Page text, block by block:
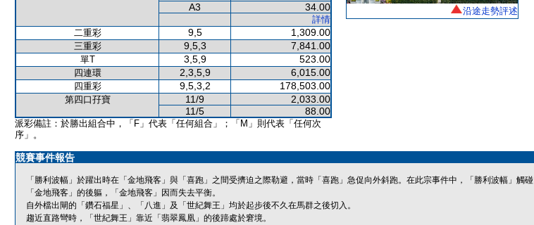
A3
34.00
詳情
二重彩
9,5 1,309.00
三重彩 9,5,3 7,841.00
單T 3,5,9 523.00
四連環 2,3,5,9 6,015.00
四重彩 9,5,3,2 178,503.00
第四口孖寶 11/9
2,033.00
11/5
88.00
派彩備註：於勝出組合中，「F」代表「任何組合」；「M」則代表「任何次
序」。
沿途走勢評述
競賽事件報告
「勝利波幅」於躍出時在「金地飛客」與「喜跑」之間受擠迫之際勒避，當時「喜跑」急促向外斜跑。在此宗事件中，「勝利波幅」觸碰
「金地飛客」的後軀，「金地飛客」因而失去平衡。
自外檔出閘的「鑽石福星」、「八進」及「世紀舞王」均於起步後不久在馬群之後切入。
趨近直路彎時，「世紀舞王」靠近「翡翠鳳凰」的後蹄處於窘境。